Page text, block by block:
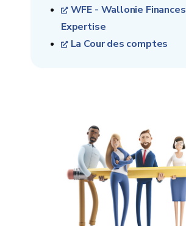
WFE - Wallonie Finances
Expertise
La Cour des comptes